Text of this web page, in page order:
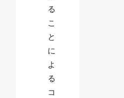
る
こ
と
に
よ
る
コ